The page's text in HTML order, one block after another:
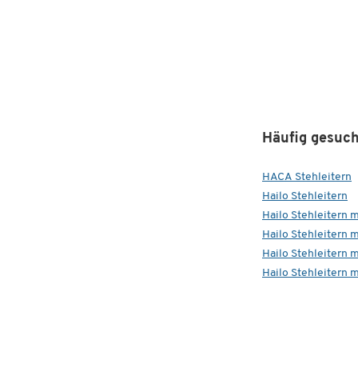
Häufig
HACA Stehleitern
Hailo Stehleitern
Hailo Stehleitern
Hailo Stehleitern
Hailo Stehleitern
Hailo Stehleitern